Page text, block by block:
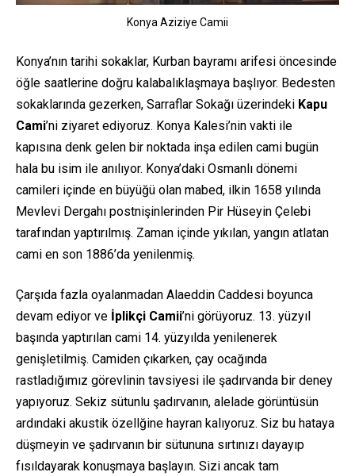
Konya Aziziye Camii
Konya’nın tarihi sokaklar, Kurban bayramı arifesi öncesinde
öğle saatlerine doğru kalabalıklaşmaya başlıyor. Bedesten
sokaklarında gezerken, Sarraflar Sokağı üzerindeki Kapu
Cami’ni ziyaret ediyoruz. Konya Kalesi’nin vakti ile
kapısına denk gelen bir noktada inşa edilen cami bugün
hala bu isim ile anılıyor. Konya’daki Osmanlı dönemi
camileri içinde en büyüğü olan mabed, ilkin 1658 yılında
Mevlevi Dergahı postnişinlerinden Pir Hüseyin Çelebi
tarafından yaptırılmış. Zaman içinde yıkılan, yangın atlatan
cami en son 1886’da yenilenmiş.
Çarşıda fazla oyalanmadan Alaeddin Caddesi boyunca
devam ediyor ve İplikçi Camii’ni görüyoruz. 13. yüzyıl
başında yaptırılan cami 14. yüzyılda yenilenerek
genişletilmiş. Camiden çıkarken, çay ocağında
rastladığımız görevlinin tavsiyesi ile şadırvanda bir deney
yapıyoruz. Sekiz sütunlu şadırvanın, alelade görüntüsün
ardındaki akustik özellğine hayran kalıyoruz. Siz bu hataya
düşmeyin ve şadırvanın bir sütununa sırtınızı dayayıp
fısıldayarak konuşmaya başlayın. Sizi ancak tam